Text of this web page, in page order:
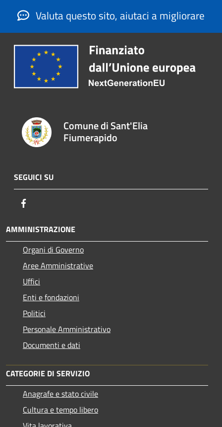
Valuta questo sito, aiutaci a migliorare
Comune di Sant'Elia
Fiumerapido
SEGUICI SU
AMMINISTRAZIONE
Organi di Governo
Aree Amministrative
Uffici
Enti e fondazioni
Politici
Personale Amministrativo
Documenti e dati
CATEGORIE DI SERVIZIO
Anagrafe e stato civile
Cultura e tempo libero